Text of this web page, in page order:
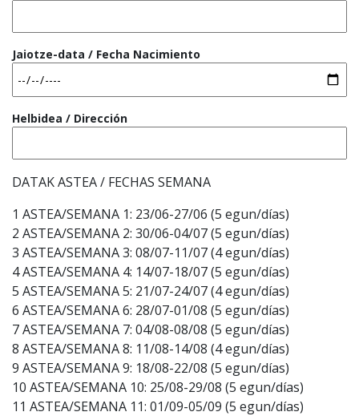
Jaiotze-data / Fecha Nacimiento
Helbidea / Dirección
DATAK ASTEA / FECHAS SEMANA
1 ASTEA/SEMANA 1: 23/06-27/06 (5 egun/días)
2 ASTEA/SEMANA 2: 30/06-04/07 (5 egun/días)
3 ASTEA/SEMANA 3: 08/07-11/07 (4 egun/días)
4 ASTEA/SEMANA 4: 14/07-18/07 (5 egun/días)
5 ASTEA/SEMANA 5: 21/07-24/07 (4 egun/días)
6 ASTEA/SEMANA 6: 28/07-01/08 (5 egun/días)
7 ASTEA/SEMANA 7: 04/08-08/08 (5 egun/días)
8 ASTEA/SEMANA 8: 11/08-14/08 (4 egun/días)
9 ASTEA/SEMANA 9: 18/08-22/08 (5 egun/días)
10 ASTEA/SEMANA 10: 25/08-29/08 (5 egun/días)
11 ASTEA/SEMANA 11: 01/09-05/09 (5 egun/días)